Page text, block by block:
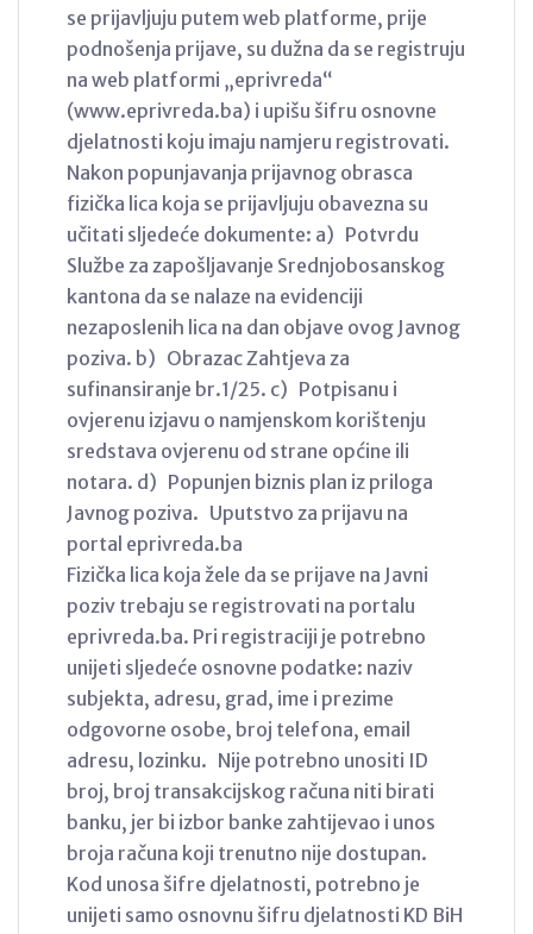
se prijavljuju putem web platforme, prije
podnošenja prijave, su dužna da se registruju
na web platformi „eprivreda“
(www.eprivreda.ba) i upišu šifru osnovne
djelatnosti koju imaju namjeru registrovati.
Nakon popunjavanja prijavnog obrasca
fizička lica koja se prijavljuju obavezna su
učitati sljedeće dokumente: a) Potvrdu
Službe za zapošljavanje Srednjobosanskog
kantona da se nalaze na evidenciji
nezaposlenih lica na dan objave ovog Javnog
poziva. b) Obrazac Zahtjeva za
sufinansiranje br.1/25. c) Potpisanu i
ovjerenu izjavu o namjenskom korištenju
sredstava ovjerenu od strane općine ili
notara. d) Popunjen biznis plan iz priloga
Javnog poziva. Uputstvo za prijavu na
portal eprivreda.ba
Fizička lica koja žele da se prijave na Javni
poziv trebaju se registrovati na portalu
eprivreda.ba. Pri registraciji je potrebno
unijeti sljedeće osnovne podatke: naziv
subjekta, adresu, grad, ime i prezime
odgovorne osobe, broj telefona, email
adresu, lozinku. Nije potrebno unositi ID
broj, broj transakcijskog računa niti birati
banku, jer bi izbor banke zahtijevao i unos
broja računa koji trenutno nije dostupan.
Kod unosa šifre djelatnosti, potrebno je
unijeti samo osnovnu šifru djelatnosti KD BiH